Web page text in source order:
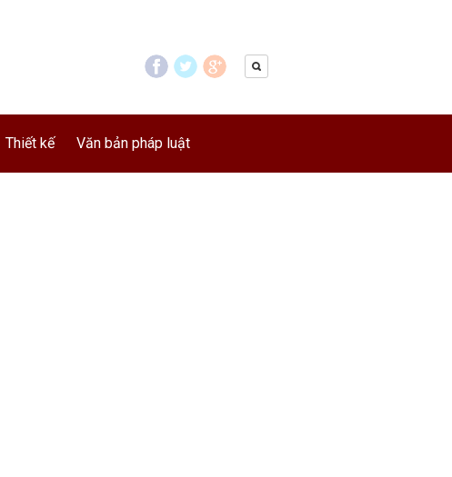
Thiết kế Văn bản pháp luật